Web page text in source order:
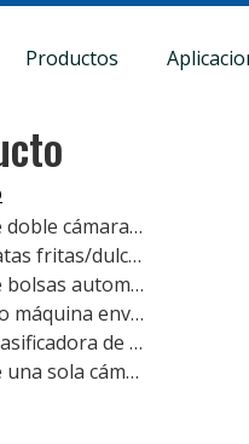
Productos
Máquina de envasado al vacío de doble cámara de castaño
Pesadora multicabezal para patatas fritas/dulces/cereales/nueces/granos de café
Máquina de envasado al vacío de bolsas automáticas grandes
Máquina envasadora al vacío tipo máquina envasadora termoformadora de carne ahumada
Máquina clasificadora de peso Clasificadora de peso en línea para la industria pesquera
Máquina de envasado al vacío de una sola cámara